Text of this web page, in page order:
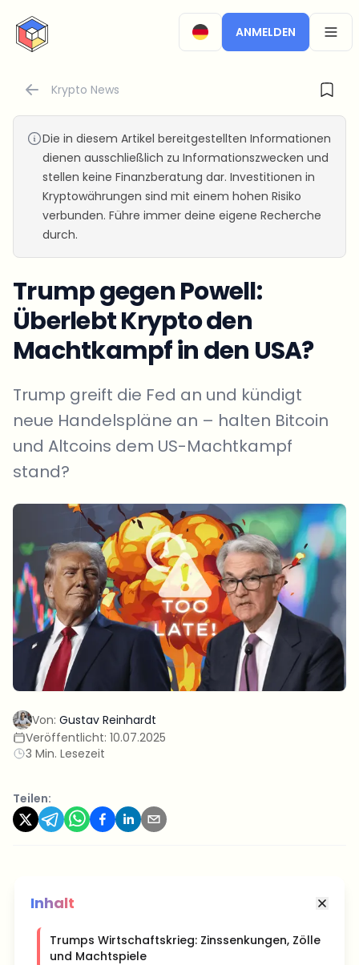
CryptoTicker
ANMELDEN
Krypto News
Die in diesem Artikel bereitgestellten Informationen
dienen ausschließlich zu Informationszwecken und
stellen keine Finanzberatung dar. Investitionen in
Kryptowährungen sind mit einem hohen Risiko
verbunden. Führe immer deine eigene Recherche
durch.
Trump gegen Powell:
Überlebt Krypto den
Machtkampf in den USA?
Trump greift die Fed an und kündigt
neue Handelspläne an – halten Bitcoin
und Altcoins dem US-Machtkampf
stand?
Von: Gustav Reinhardt
Veröffentlicht: 10.07.2025
3 Min. Lesezeit
Teilen:
Inhalt
Trumps Wirtschaftskrieg: Zinssenkungen, Zölle
und Machtspiele